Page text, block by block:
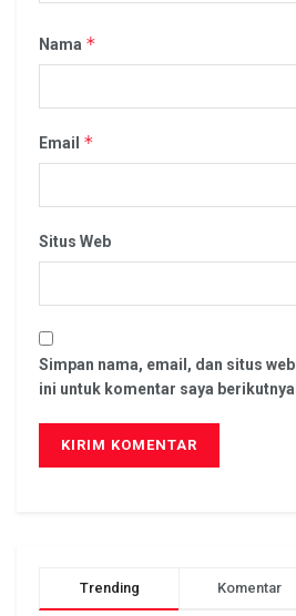
Nama *
Email *
Situs Web
Simpan nama, email, dan situs
ini untuk komentar saya
Trending Komentar